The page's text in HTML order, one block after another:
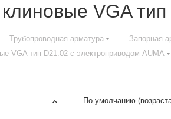
VGA
Трубопроводная арматура — Запорная
VGA тип D21.02 с электроприводом AUMA
По умолчанию